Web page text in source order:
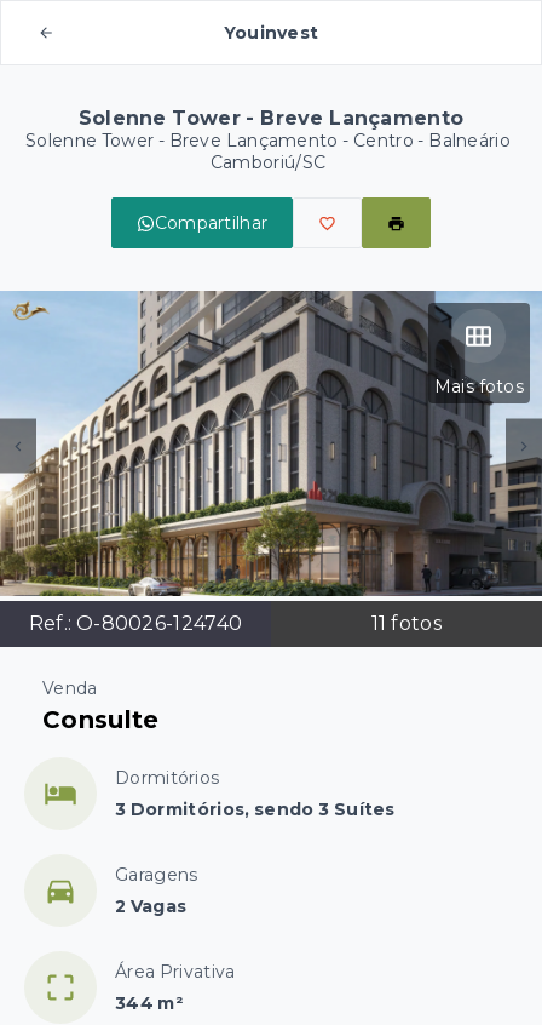
Youinvest
Solenne Tower - Breve Lançamento
Solenne Tower - Breve Lançamento - Centro - Balneário
Camboriú/SC
Compartilhar
Mais fotos
Ref.: O-80026-124740 11 fotos
Venda
Consulte
Dormitórios
3 Dormitórios, sendo 3 Suítes
Garagens
2 Vagas
Área Privativa
344 m²